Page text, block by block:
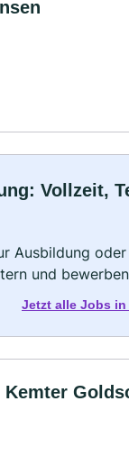
Vollzeit,
Ausbildung
und
Jetzt alle Jobs in